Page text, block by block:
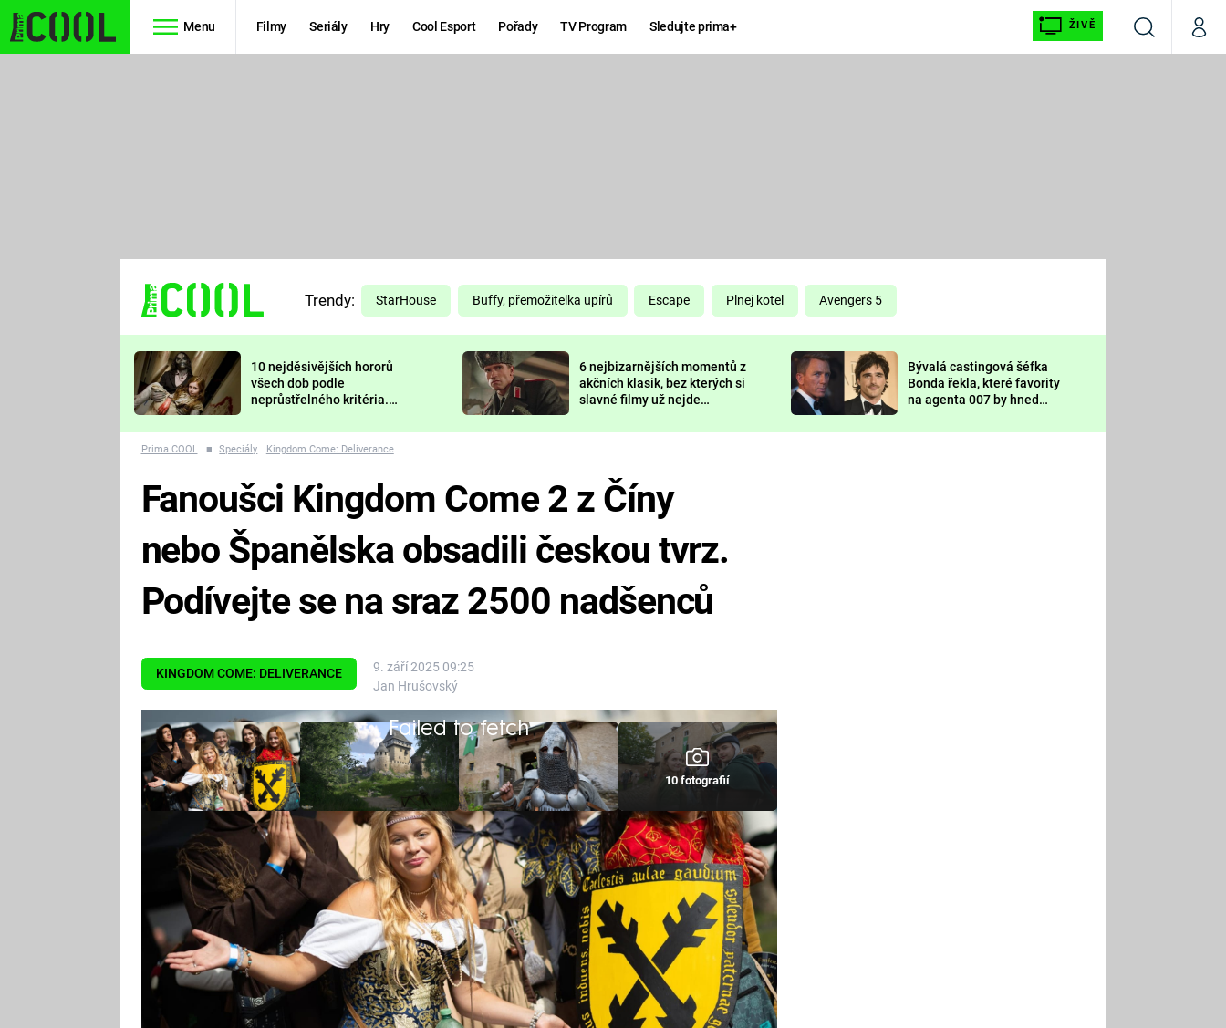
Menu Filmy Seriály Hry Cool Esport Pořady TV Program Sledujte prima+ ŽIVĚ
VyhledáváníMůj
TŘESKU
FUTURAMA
PREDÁTOR
DELIVERANCE
KOMEDIE
CHUCK
NORRIS
DEADPOOL
Prima LAJK
Sledujte nás
Trendy: StarHouse Buffy, přemožitelka upírů Escape Plnej kotel Avengers 5
10 nejděsivějších hororů
všech dob podle
neprůstřelného kritéria.
nejvíc zvednou tep?
6 nejbizarnějších momentů z
akčních klasik, bez kterých si
slavné filmy už nejde
Bývalá castingová šéfka
Bonda řekla, které favority
na agenta 007 by hned
Prima COOL ■ Speciály Kingdom Come: Deliverance
KINGDOM COME: DELIVERANCE
9. září 2025 09:25
Jan Hrušovský
Fanoušci Kingdom Come 2 z Číny
nebo Španělska obsadili českou tvrz.
Podívejte se na sraz 2500 nadšenců
Failed to fetch
10 fotografií
Historickou tvrz Malešov nedaleko Kutné Hory vzali útokem fanoušci
Kingdom Come: Deliverance II. Na sobotní akci spojenou se středověkým
hitem dorazilo dva a půl tisíce lidí. Řada z nich pocházela ze zahraničí.
Během dne se mohli těšit na střelbu z kuše, hraní kostek nebo přednášky
od vývojářů.